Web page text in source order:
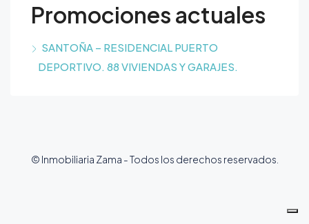
Promociones actuales
SANTOÑA – RESIDENCIAL PUERTO
DEPORTIVO. 88 VIVIENDAS Y GARAJES.
© Inmobiliaria Zama - Todos los derechos reservados.